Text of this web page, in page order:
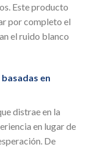
Este producto
por completo el
el ruido blanco
en
distrae en la
en lugar de
De